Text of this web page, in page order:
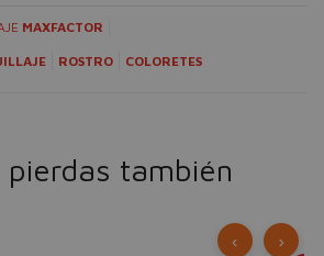
MAXFACTOR
ROSTRO COLORETES
pierdas también
‹ ›